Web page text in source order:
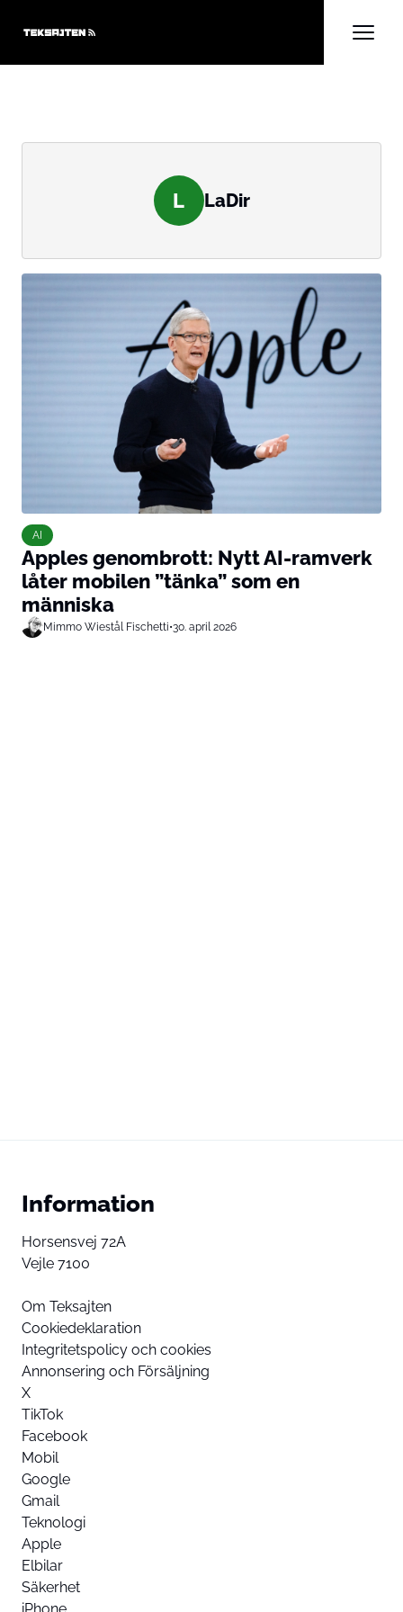
L LaDir
AI
Apples genombrott: Nytt AI-ramverk
låter mobilen ”tänka” som en
människa
Mimmo Wiestål Fischetti•30. april 2026
Information
Horsensvej 72A
Vejle 7100
Om Teksajten
Cookiedeklaration
Integritetspolicy och cookies
Annonsering och Försäljning
X
TikTok
Facebook
Mobil
Google
Gmail
Teknologi
Apple
Elbilar
Säkerhet